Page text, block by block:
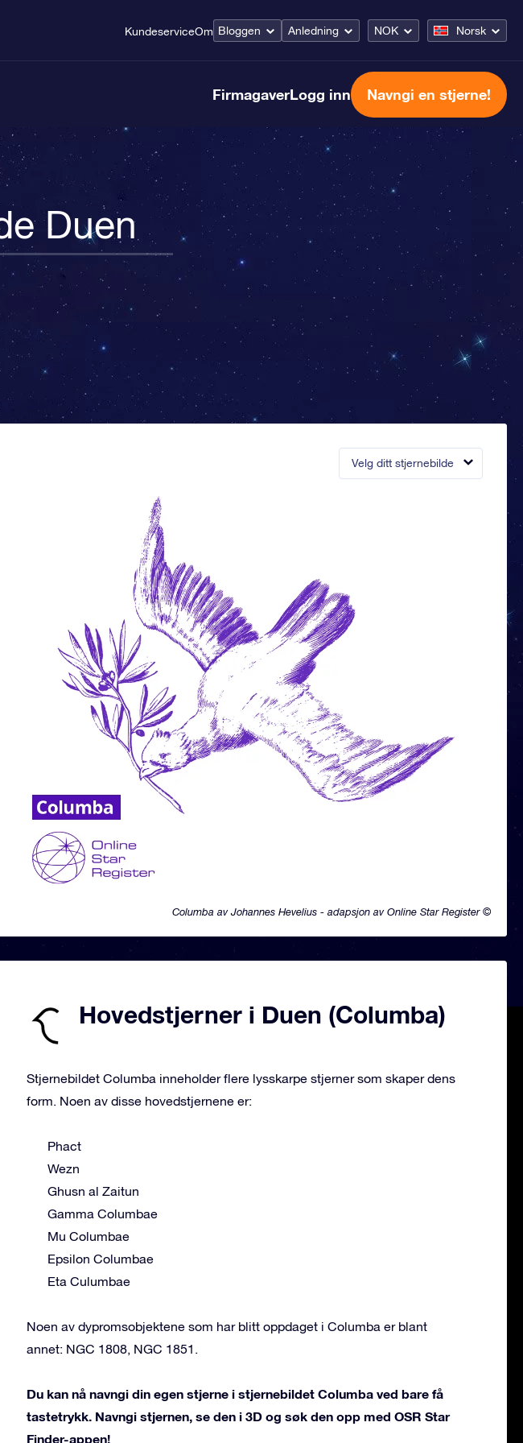
KundeserviceOm Bloggen Anledning NOK Norsk
FirmagaverLogg inn Navngi en stjerne!
Duen
Velg ditt stjernebilde
Columba av Johannes Hevelius - adapsjon av Online Star Register ©
Hovedstjerner i Duen (Columba)
Stjernebildet Columba inneholder flere lysskarpe stjerner som skaper dens
form. Noen av disse hovedstjernene er:
Phact
Wezn
Ghusn al Zaitun
Gamma Columbae
Mu Columbae
Epsilon Columbae
Eta Culumbae
Noen av dypromsobjektene som har blitt oppdaget i Columba er blant
annet: NGC 1808, NGC 1851.
Du kan nå navngi din egen stjerne i stjernebildet Columba ved bare få
tastetrykk. Navngi stjernen, se den i 3D og søk den opp med OSR Star
Finder-appen!